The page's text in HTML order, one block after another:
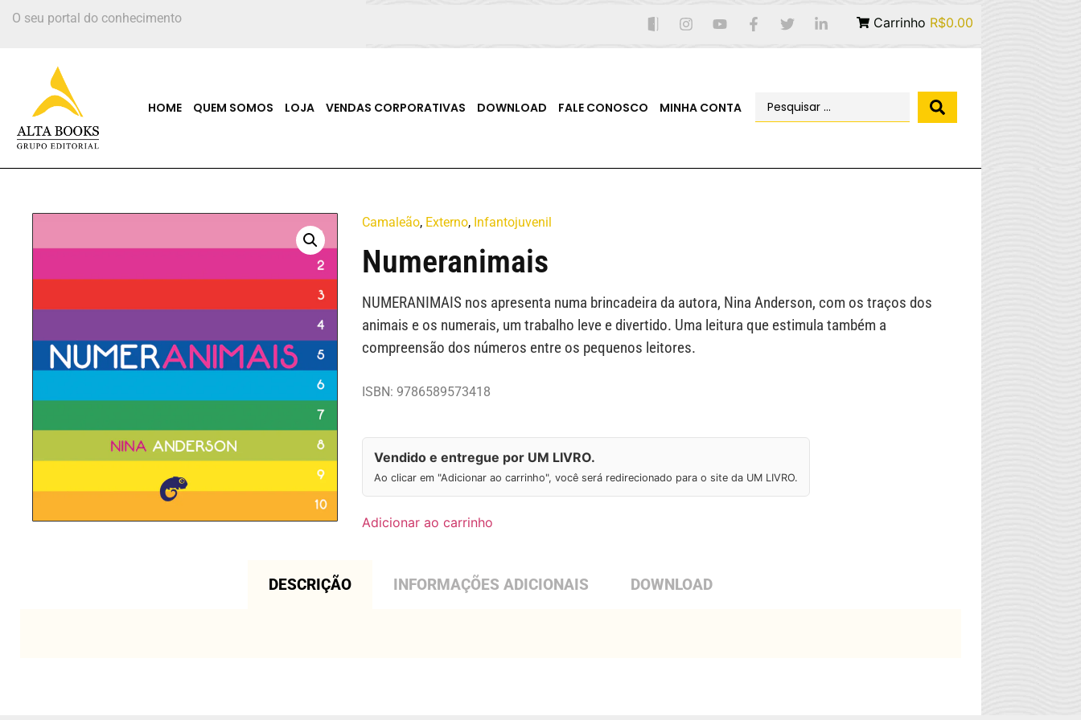
O seu portal do conhecimento Carrinho R$0.00
HOME QUEM SOMOS LOJA VENDAS CORPORATIVAS DOWNLOAD FALE CONOSCO MINHA CONTA
Camaleão, Externo, Infantojuvenil
Numeranimais
NUMERANIMAIS nos apresenta numa brincadeira da autora, Nina Anderson, com os traços dos
animais e os numerais, um trabalho leve e divertido. Uma leitura que estimula também a
compreensão dos números entre os pequenos leitores.
ISBN: 9786589573418
Vendido e entregue por UM LIVRO.
Ao clicar em "Adicionar ao carrinho", você será redirecionado para o site da UM LIVRO.
Adicionar ao carrinho
DESCRIÇÃO INFORMAÇÕES ADICIONAIS DOWNLOAD